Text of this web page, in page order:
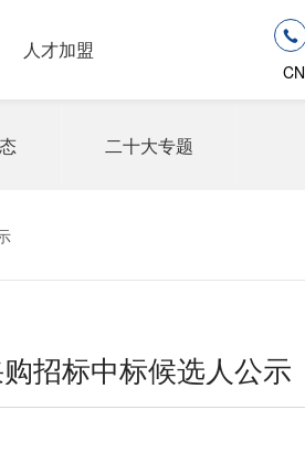
人才加盟
CN
二十大专题
招标中标候选人公示